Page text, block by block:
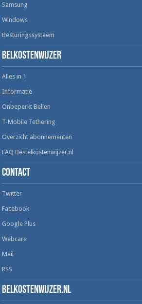
Samsung
Windows
Besturingssysteem
Belkostenwijzer
Alles in 1
Informatie
Onbeperkt Bellen
T-Mobile Tethering
Overzicht abonnementen
FAQ Bestelkostenwijzer.nl
Contact
Twitter
Facebook
Google Plus
Webcare
Mail
RSS
Belkostenwijzer.nl